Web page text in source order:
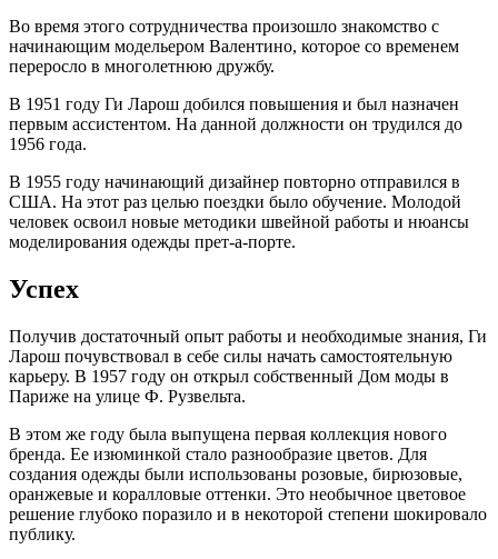
Во время этого сотрудничества произошло знакомство с
начинающим модельером Валентино, которое со временем
переросло в многолетнюю дружбу.
В 1951 году Ги Ларош добился повышения и был назначен
первым ассистентом. На данной должности он трудился до
1956 года.
В 1955 году начинающий дизайнер повторно отправился в
США. На этот раз целью поездки было обучение. Молодой
человек освоил новые методики швейной работы и нюансы
моделирования одежды прет-а-порте.
Успех
Получив достаточный опыт работы и необходимые знания, Ги
Ларош почувствовал в себе силы начать самостоятельную
карьеру. В 1957 году он открыл собственный Дом моды в
Париже на улице Ф. Рузвельта.
В этом же году была выпущена первая коллекция нового
бренда. Ее изюминкой стало разнообразие цветов. Для
создания одежды были использованы розовые, бирюзовые,
оранжевые и коралловые оттенки. Это необычное цветовое
решение глубоко поразило и в некоторой степени шокировало
публику.